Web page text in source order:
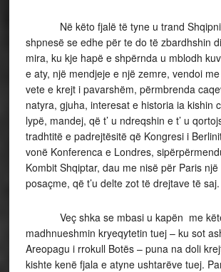
Në këto fjalë të tyne u trand
shpnesë se edhe për te do të zbardhshin
mira, ku kje hapë e shpërnda u mblodh
e aty, një mendjeje e një zemre, vendoi
vete e krejt i pavarshëm, përmbrenda
natyra, gjuha, interesat e historia ia kishin
lypë, mandej, që t’ u ndreqshin e t’ u
tradhtitë e padrejtësitë që Kongresi i
vonë Konferenca e Londres,
Kombit Shqiptar, dau me nisë për Paris
posaçme, që t’u delte zot të drejtave të saj.
Veç shka se mbasi u kapën me
madhnueshmin kryeqytetin tuej – ku sot
Areopagu i rrokull Botës – puna na doli
kishte kenë fjala e atyne ushtarëve tuej.